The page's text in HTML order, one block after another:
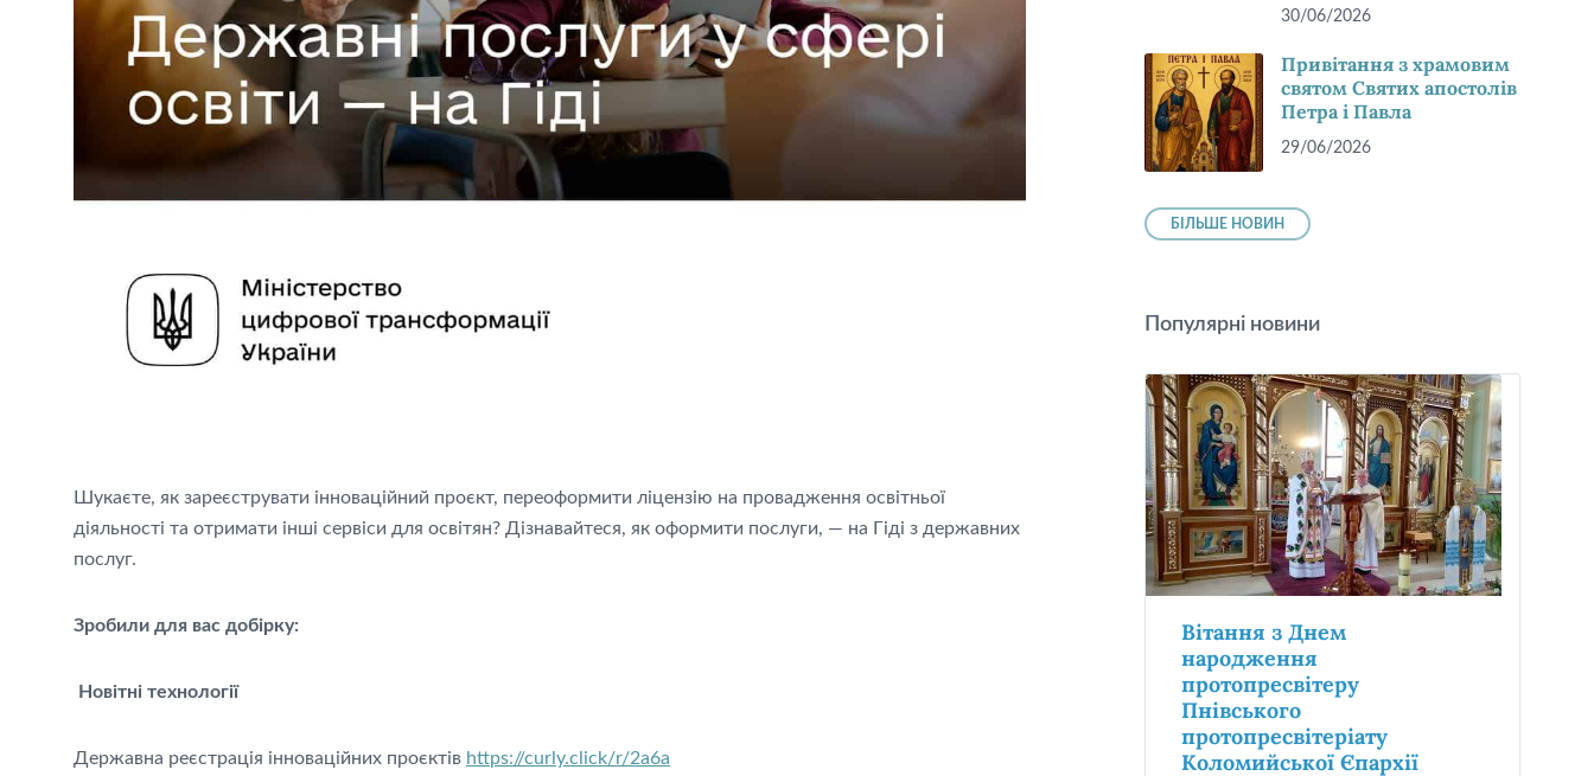
Шукаєте, як зареєструвати інноваційний проєкт, переоформити ліцензію на провадження освітньої
діяльності та отримати інші сервіси для освітян? Дізнавайтеся, як оформити послуги, — на Гіді з державних
послуг.
Зробили для вас добірку:
Новітні технології
Державна реєстрація інноваційних проєктів https://curly.click/r/2a6a
30/06/2026
Привітання з храмовим
святом Святих апостолів
Петра і Павла
29/06/2026
БІЛЬШЕ НОВИН
Популярні новини
Вітання з Днем
народження
протопресвітеру
Пнівського
протопресвітеріату
Коломийської Єпархії